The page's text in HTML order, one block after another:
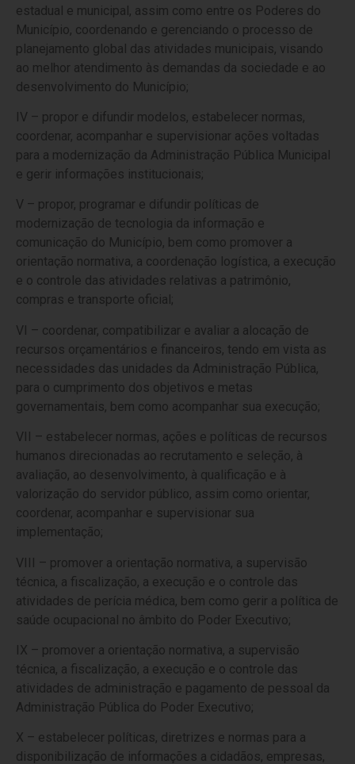
estadual e municipal, assim como entre os Poderes do
Município, coordenando e gerenciando o processo de
planejamento global das atividades municipais, visando
ao melhor atendimento às demandas da sociedade e ao
desenvolvimento do Município;
IV – propor e difundir modelos, estabelecer normas,
coordenar, acompanhar e supervisionar ações voltadas
para a modernização da Administração Pública Municipal
e gerir informações institucionais;
V – propor, programar e difundir políticas de
modernização de tecnologia da informação e
comunicação do Município, bem como promover a
orientação normativa, a coordenação logística, a execução
e o controle das atividades relativas a patrimônio,
compras e transporte oficial;
VI – coordenar, compatibilizar e avaliar a alocação de
recursos orçamentários e financeiros, tendo em vista as
necessidades das unidades da Administração Pública,
para o cumprimento dos objetivos e metas
governamentais, bem como acompanhar sua execução;
VII – estabelecer normas, ações e políticas de recursos
humanos direcionadas ao recrutamento e seleção, à
avaliação, ao desenvolvimento, à qualificação e à
valorização do servidor público, assim como orientar,
coordenar, acompanhar e supervisionar sua
implementação;
VIII – promover a orientação normativa, a supervisão
técnica, a fiscalização, a execução e o controle das
atividades de perícia médica, bem como gerir a política de
saúde ocupacional no âmbito do Poder Executivo;
IX – promover a orientação normativa, a supervisão
técnica, a fiscalização, a execução e o controle das
atividades de administração e pagamento de pessoal da
Administração Pública do Poder Executivo;
X – estabelecer políticas, diretrizes e normas para a
disponibilização de informações a cidadãos, empresas,